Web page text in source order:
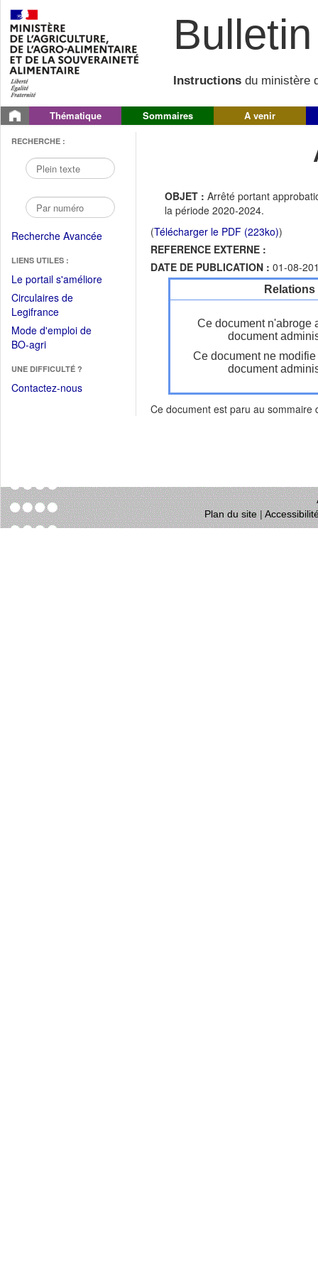
Instructions du ministère
Thématique Sommaires A venir
RECHERCHE :
Recherche Avancée
LIENS UTILES :
Le portail s'améliore(Fichier
Circulaires de
Legifrance(Ouvrir
dans
une
fenêtre)
Mode d'emploi de
BO-agri(Ouvrir
une
nouvelle
UNE DIFFICULTÉ ?
Contactez-nous
OBJET : Arrêté portant
la période 2020-2024.
(Télécharger le PDF (223ko))
REFERENCE EXTERNE :
DATE DE PUBLICATION : 01-08-
Ce document n'abroge
document
Ce document ne
document
Ce document est paru au sommaire
Plan du site|